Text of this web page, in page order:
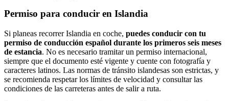
Permiso para conducir en Islandia
Si planeas recorrer Islandia en coche, puedes conducir con tu
permiso de conducción español durante los primeros seis meses
de estancia. No es necesario tramitar un permiso internacional,
siempre que el documento esté vigente y cuente con fotografía y
caracteres latinos. Las normas de tránsito islandesas son estrictas, y
se recomienda respetar los límites de velocidad y consultar las
condiciones de las carreteras antes de salir a ruta.